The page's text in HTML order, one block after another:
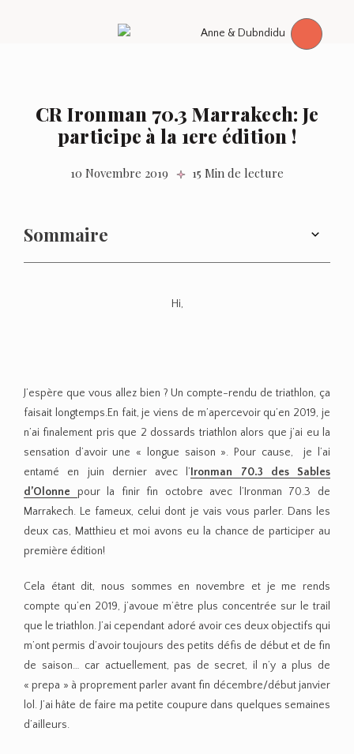
CR Ironman 70.3 Marrakech: Je
participe à la 1ere édition !
10 Novembre 2019 15 Min de lecture
Sommaire
Hi,
J’espère que vous allez bien ? Un compte-rendu de triathlon, ça
faisait longtemps.En fait, je viens de m’apercevoir qu’en 2019, je
n’ai finalement pris que 2 dossards triathlon alors que j’ai eu la
sensation d’avoir une « longue saison ». Pour cause, je l’ai
entamé en juin dernier avec l’ Ironman 70.3 des Sables
d’Olonne pour la finir fin octobre avec l’Ironman 70.3 de
Marrakech. Le fameux, celui dont je vais vous parler. Dans les
deux cas, Matthieu et moi avons eu la chance de participer au
première édition!
Cela étant dit, nous sommes en novembre et je me rends
compte qu’en 2019, j’avoue m’être plus concentrée sur le trail
que le triathlon. J’ai cependant adoré avoir ces deux objectifs qui
m’ont permis d’avoir toujours des petits défis de début et de fin
de saison… car actuellement, pas de secret, il n’y a plus de
« prepa » à proprement parler avant fin décembre/début janvier
lol. J’ai hâte de faire ma petite coupure dans quelques semaines
d’ailleurs.